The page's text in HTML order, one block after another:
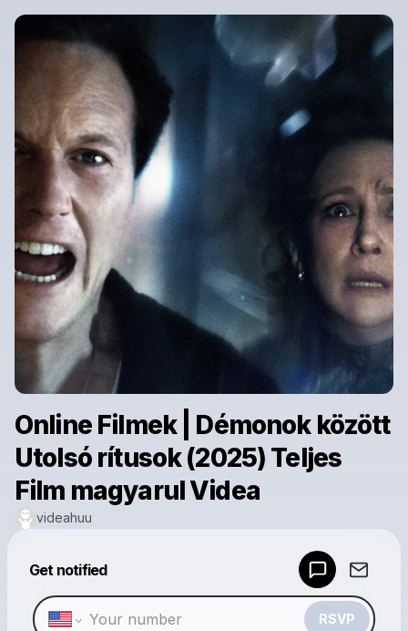
Online Filmek | Démonok között
Utolsó rítusok (2025) Teljes
Film magyarul Videa
videahuu
Get notified
RSVP